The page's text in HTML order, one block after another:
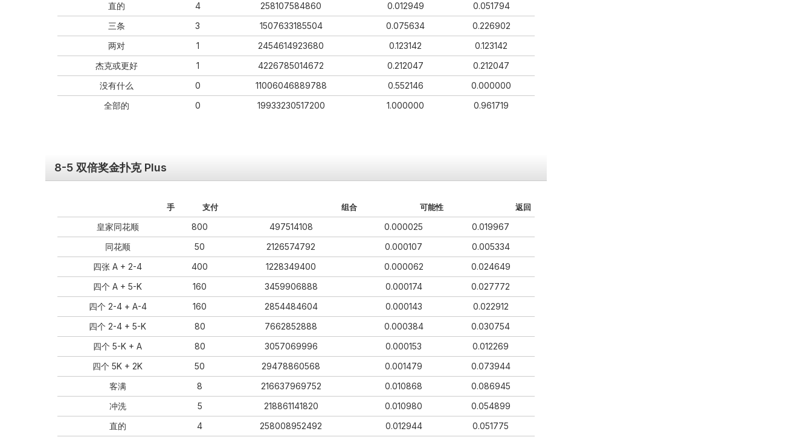
直的
4 258107584860 0.012949
0.051794
三条
3 1507633185504 0.075634
0.226902
两对
1 2454614923680 0.123142
0.123142
杰克或更好
1 4226785014672 0.212047
0.212047
没有什么
0 11006046889788 0.552146
0.000000
全部的
0 19933230517200 1.000000 0.961719
8-5 双倍奖金扑克 Plus
手 支付 组合 可能性 返回
皇家同花顺 800 497514108 0.000025
0.019967
同花顺
50 2126574792 0.000107
0.005334
四张 A + 2-4
400 1228349400 0.000062
0.024649
四个 A + 5-K
160 3459906888 0.000174
0.027772
四个 2-4 + A-4
160 2854484604 0.000143
0.022912
四个 2-4 + 5-K
80 7662852888 0.000384
0.030754
四个 5-K + A
80 3057069996 0.000153
0.012269
四个 5K + 2K
50 29478860568 0.001479
0.073944
客满
8 216637969752 0.010868
0.086945
冲洗
5 218861141820 0.010980
0.054899
直的
4 258008952492 0.012944
0.051775